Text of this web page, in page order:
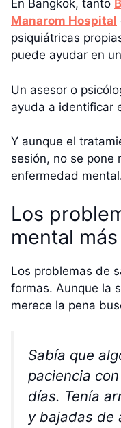
En Bangkok, tanto
Manarom Hospital
psiquiátricas
puede ayudar en
Un asesor o
ayuda a identificar
Y aunque el
sesión, no se pone
enfermedad
Los
mental
Los problemas de
formas. Aunque la
merece la pena
Sabía que
paciencia
días. Tenía
y bajadas de